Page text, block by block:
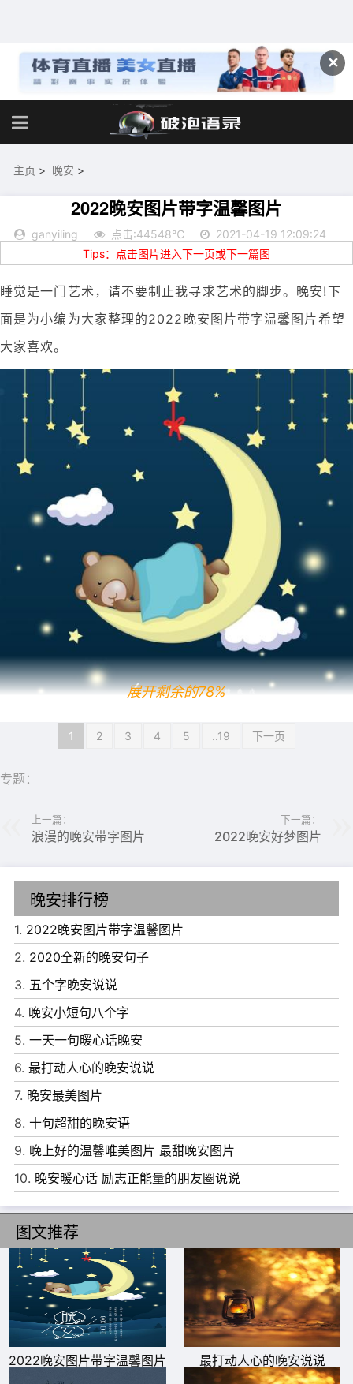
✕
主页 > 晚安 >
2022晚安图片带字温馨图片
ganyiling 点击:44548℃
2021-04-19 12:09:24
Tips：点击图片进入下一页或下一篇图
睡觉是一门艺术，请不要制止我寻求艺术的脚步。晚安!下
面是为小编为大家整理的2022晚安图片带字温馨图片希望
大家喜欢。
1、走过的路才知道有短有长;经过的事，早知道有喜有悲;品
过的味，才知道有涩有凉。什么都可以舍弃，但不能舍弃快
乐;什么都可以输掉，但不可以输掉微笑。再多的纠结和感
伤，一笑置之，一切随缘;再多的挫折和沧桑，效忠变淡，
淡久弥香。晚安!
2、我为你翻山越岭， 却无心看风景。我永远保护你， 从
此不必再流浪找寻，晚安!
3、别为了那些不属于你的观众，去演绎不擅长的人生。晚
安。
4、当爱画上无休止的省略号，谁该谢谁给了彼此自由，谁
苍老了红颜，谁又记得那海誓山盟的誓言，那些青春岁月的
得与失早已是过往云烟。可是在时间的某个角落，一次无意
的邂逅还是会激起心中的点点涟漪。余下的便只有妥协和放
弃，无论谁都无能为力。晚安!
5、你永远不能休息，否则你就永远休息。不管身在何处不
要忘记给自己充电，技不压人，让自己更优秀，才是硬道
展开剩余的78%
1 2 3 4 5 ..19 下一页
专题：
上一篇：
浪漫的晚安带字图片
下一篇：
2022晚安好梦图片
晚安排行榜
1. 2022晚安图片带字温馨图片
2. 2020全新的晚安句子
3. 五个字晚安说说
4. 晚安小短句八个字
5. 一天一句暖心话晚安
6. 最打动人心的晚安说说
7. 晚安最美图片
8. 十句超甜的晚安语
9. 晚上好的温馨唯美图片 最甜晚安图片
10. 晚安暖心话 励志正能量的朋友圈说说
图文推荐
2022晚安图片带字温馨图片 最打动人心的晚安说说